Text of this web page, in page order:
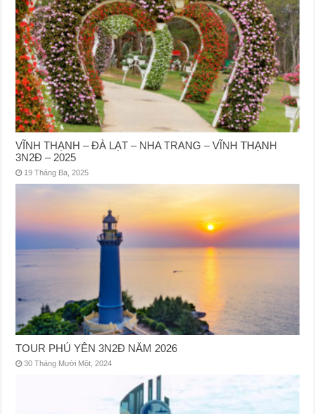
VĨNH THẠNH – ĐÀ LẠT – NHA TRANG – VĨNH THẠNH
3N2Đ – 2025
19 Tháng Ba, 2025
TOUR PHÚ YÊN 3N2Đ NĂM 2026
30 Tháng Mười Một, 2024